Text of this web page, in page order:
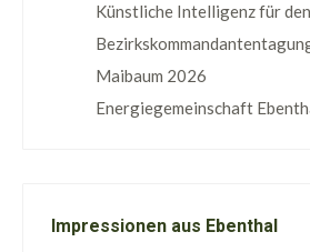
Künstliche Intelligenz für
Maibaum 2026
Energiegemeinschaft
Impressionen aus Ebenthal